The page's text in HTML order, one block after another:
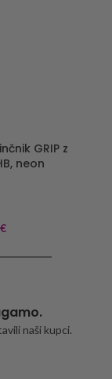
GRIP z
neon
€
naši kupci.